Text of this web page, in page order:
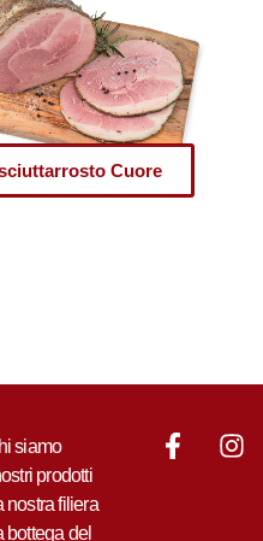
Cuore
siamo
prodotti
nostra filiera
bottega del